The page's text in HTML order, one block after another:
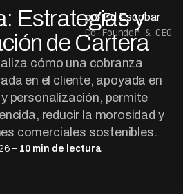
Estrategias y
de Cartera
cómo una cobranza
en el cliente, apoyada en
personalización, permite
reducir la morosidad y
comerciales sostenibles.
– 10 min de lectura
por Ed Escobar
Co-Founder & CEO